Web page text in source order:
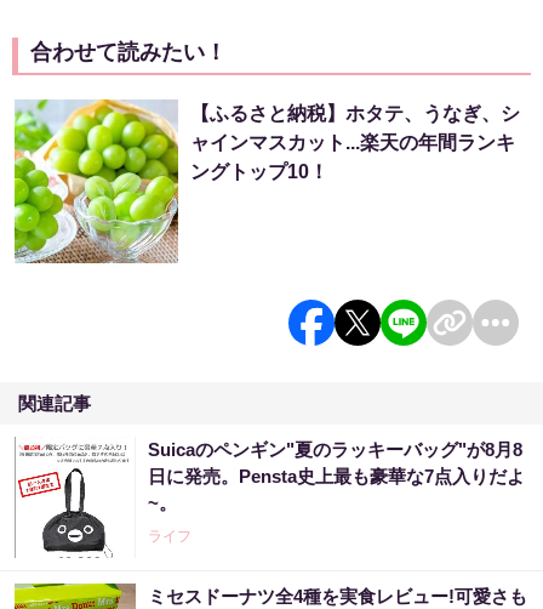
合わせて読みたい！
【ふるさと納税】ホタテ、うなぎ、シ
ャインマスカット...楽天の年間ランキ
ングトップ10！
関連記事
Suicaのペンギン"夏のラッキーバッグ"が8月8
日に発売。Pensta史上最も豪華な7点入りだよ
~。
ライフ
ミセスドーナツ全4種を実食レビュー!可愛さも